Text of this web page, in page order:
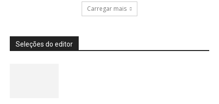
Carregar mais
Seleções do editor